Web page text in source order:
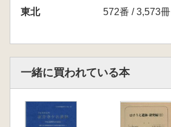
東北
572番 / 3,573冊
一緒に買われている本